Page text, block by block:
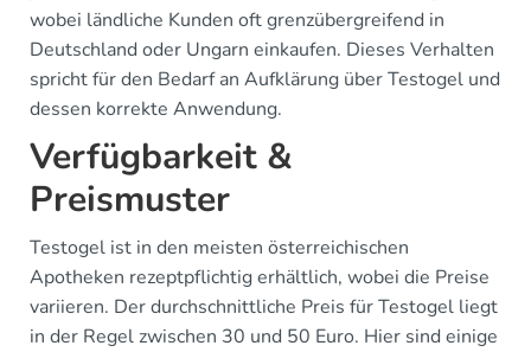
wobei ländliche Kunden oft grenzübergreifend in
Deutschland oder Ungarn einkaufen. Dieses Verhalten
spricht für den Bedarf an Aufklärung über Testogel und
dessen korrekte Anwendung.
Verfügbarkeit &
Preismuster
Testogel ist in den meisten österreichischen
Apotheken rezeptpflichtig erhältlich, wobei die Preise
variieren. Der durchschnittliche Preis für Testogel liegt
in der Regel zwischen 30 und 50 Euro. Hier sind einige